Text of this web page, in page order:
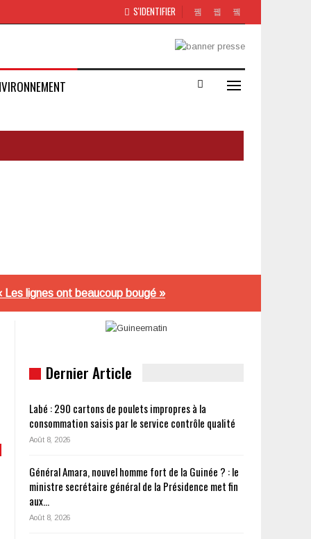
S'IDENTIFIER
lignes ont beaucoup bougé »
Dernier Article
Labé : 290 cartons de poulets impropres à la
consommation saisis par le service contrôle qualité
Août 8, 2026
Général Amara, nouvel homme fort de la Guinée ? : le
ministre secrétaire général de la Présidence met fin
aux…
Août 8, 2026